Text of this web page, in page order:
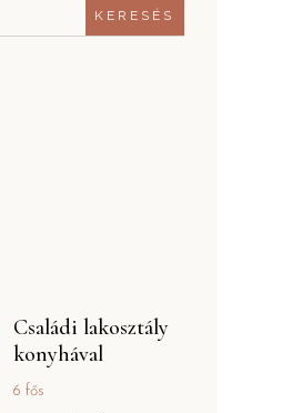
Családi lakosztály
konyhával
6 fős